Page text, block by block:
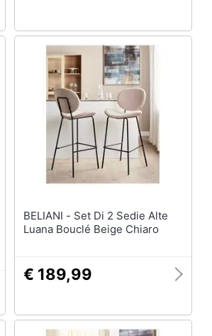
BELIANI - Set Di 2 Sedie Alte
Luana Bouclé Beige Chiaro
€ 189,99